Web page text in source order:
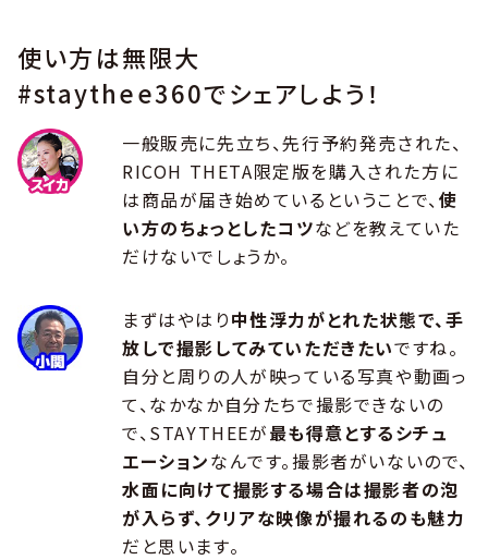
使い方は無限大
#staythee360でシェアしよう！
一般販売に先立ち、先行予約発売された、
RICOH THETA限定版を購入された方に
は商品が届き始めているということで、 使
い方のちょっとしたコツなどを教えていた
だけないでしょうか。
まずはやはり中性浮力がとれた状態で、手
放しで撮影してみていただきたいですね。
自分と周りの人が映っている写真や動画っ
て、なかなか自分たちで撮影できないの
で、STAYTHEEが最も得意とするシチュ
エーションなんです。撮影者がいないので、
水面に向けて撮影する場合は撮影者の泡
が入らず、クリアな映像が撮れるのも魅力
だと思います。